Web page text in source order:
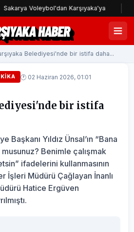
Voleybol'dan Karşıyaka'ya
HABER
Belediyesi'nde bir istifa daha...
🕐 02 Haziran 2026, 01:01
bir istifa
Başkanı Yıldız Ünsal’ın “Bana
musunuz? Benimle çalışmak
ifadelerini kullanmasının
İşleri Müdürü Çağlayan İnanlı
Hatice Ergüven